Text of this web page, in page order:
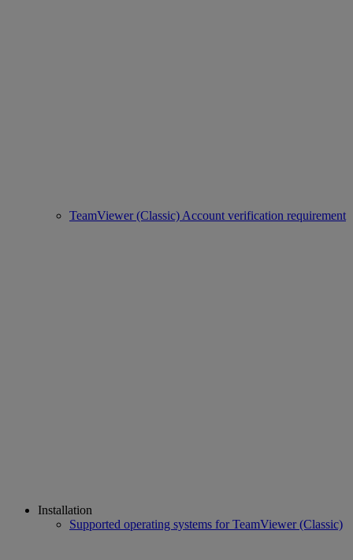
TeamViewer (Classic) Account verification requirement
Installation
Supported operating systems for TeamViewer (Classic)